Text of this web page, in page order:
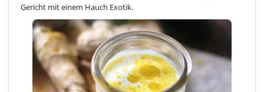
Gericht mit einem Hauch Exotik.